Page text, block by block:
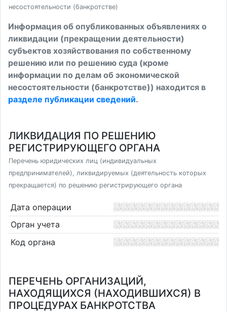
несостоятельности (банкротстве)
Информация об опубликованных объявлениях о
ликвидации (прекращении деятельности)
субъектов хозяйствования по собственному
решению или по решению суда (кроме
информации по делам об экономической
несостоятельности (банкротстве)) находится в
разделе публикации сведений.
ЛИКВИДАЦИЯ ПО РЕШЕНИЮ
РЕГИСТРИРУЮЩЕГО ОРГАНА
Перечень юридических лиц (индивидуальных
предпринимателей), ликвидируемых (деятельность которых
прекращается) по решению регистрирующего органа
Дата операции
Орган учета
Код органа
ПЕРЕЧЕНЬ ОРГАНИЗАЦИЙ,
НАХОДЯЩИХСЯ (НАХОДИВШИХСЯ) В
ПРОЦЕДУРАХ БАНКРОТСТВА